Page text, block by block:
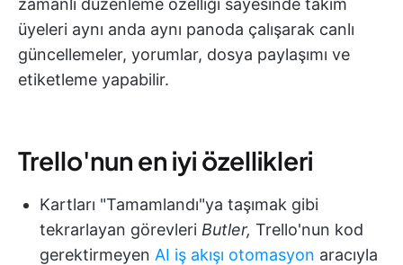
zamanlı düzenleme özelliği sayesinde takım
üyeleri aynı anda aynı panoda çalışarak canlı
güncellemeler, yorumlar, dosya paylaşımı ve
etiketleme yapabilir.
Trello'nun en iyi özellikleri
Kartları "Tamamlandı"ya taşımak gibi
tekrarlayan görevleri Butler, Trello'nun kod
gerektirmeyen AI iş akışı otomasyon aracıyla